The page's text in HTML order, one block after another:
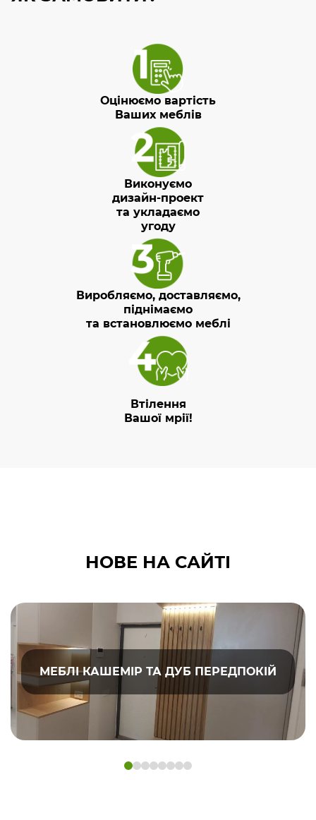
Оцінюємо вартість
Ваших меблів
Виконуємо
дизайн-проект
та укладаємо
угоду
Виробляємо, доставляємо,
піднімаємо
та встановлюємо меблі
Втілення
Вашої мрії!
НОВЕ НА САЙТІ
МЕБЛІ КАШЕМІР ТА ДУБ ПЕРЕДПОКІЙ